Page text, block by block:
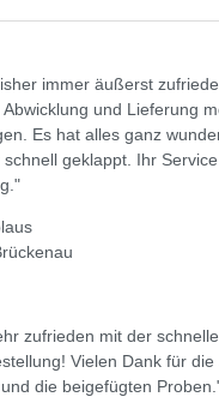
immer äußerst
und Lieferung
Es hat alles ganz
geklappt. Ihr
zufrieden mit der
Vielen Dank für die
die beigefügten